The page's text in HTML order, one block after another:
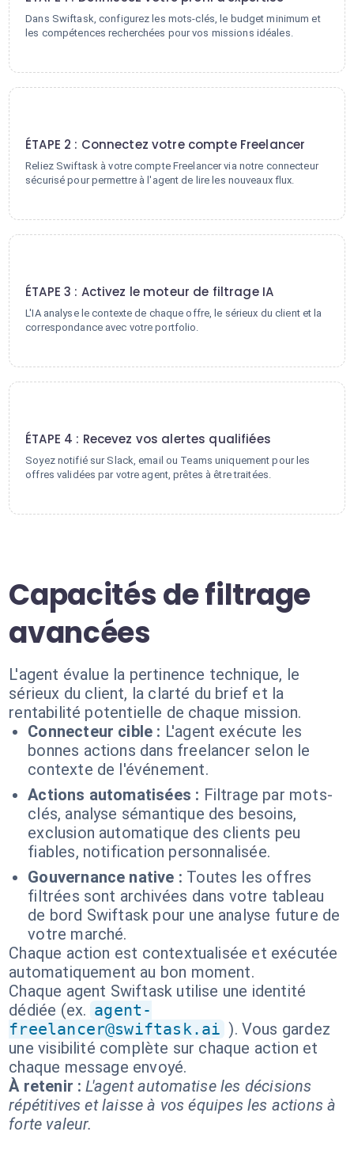
Dans Swiftask, configurez les mots-clés, le budget minimum et
les compétences recherchées pour vos missions idéales.
ÉTAPE 2 : Connectez votre compte Freelancer
Reliez Swiftask à votre compte Freelancer via notre connecteur
sécurisé pour permettre à l'agent de lire les nouveaux flux.
ÉTAPE 3 : Activez le moteur de filtrage IA
L'IA analyse le contexte de chaque offre, le sérieux du client et la
correspondance avec votre portfolio.
ÉTAPE 4 : Recevez vos alertes qualifiées
Soyez notifié sur Slack, email ou Teams uniquement pour les
offres validées par votre agent, prêtes à être traitées.
Capacités de filtrage
avancées
L'agent évalue la pertinence technique, le
sérieux du client, la clarté du brief et la
rentabilité potentielle de chaque mission.
Connecteur cible : L'agent exécute les
bonnes actions dans freelancer selon le
contexte de l'événement.
Actions automatisées : Filtrage par mots-
clés, analyse sémantique des besoins,
exclusion automatique des clients peu
fiables, notification personnalisée.
Gouvernance native : Toutes les offres
filtrées sont archivées dans votre tableau
de bord Swiftask pour une analyse future de
votre marché.
Chaque action est contextualisée et exécutée
automatiquement au bon moment.
Chaque agent Swiftask utilise une identité
dédiée (ex. agent-
freelancer@swiftask.ai ). Vous gardez
une visibilité complète sur chaque action et
chaque message envoyé.
À retenir : L'agent automatise les décisions
répétitives et laisse à vos équipes les actions à
forte valeur.